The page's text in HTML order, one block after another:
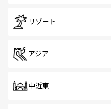
リゾート
アジア
中近東